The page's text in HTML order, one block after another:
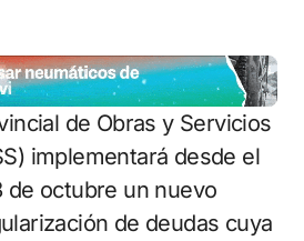
implementará desde el
de octubre un nuevo
de deudas cuya